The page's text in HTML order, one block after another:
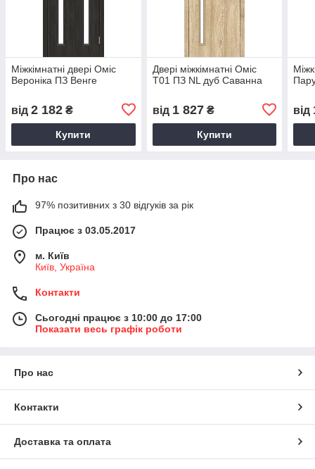
Міжкімнатні двері Оміс
Вероніка ПЗ Венге
від 2 182 ₴
Купити
Двері міжкімнатні Оміс
T01 ПЗ NL дуб Саванна
від 1 827₴
Купити
від
Про нас
97% позитивних з 30 відгуків за рік
Працює з 03.05.2017
м. Київ
Київ, Україна
Контакти
Сьогодні працює з 10:00 до 17:00
Показати весь графік роботи
Про нас
Контакти
Доставка та оплата